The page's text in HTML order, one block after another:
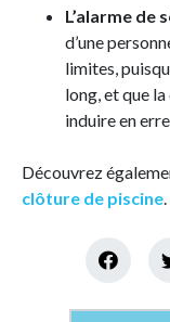
L’alarme de
d’une
limites,
long, et que
induire en
Découvrez
clôture de piscine